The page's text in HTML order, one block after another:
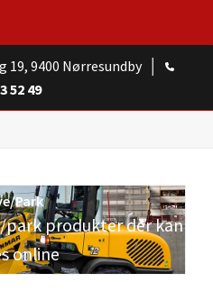
19, 9400 Nørresundby
52 49
Park
park produkter der kan
online